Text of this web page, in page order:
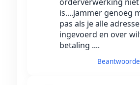
is....jammer genoeg
pas als je alle
ingevoerd en over
betaling ....